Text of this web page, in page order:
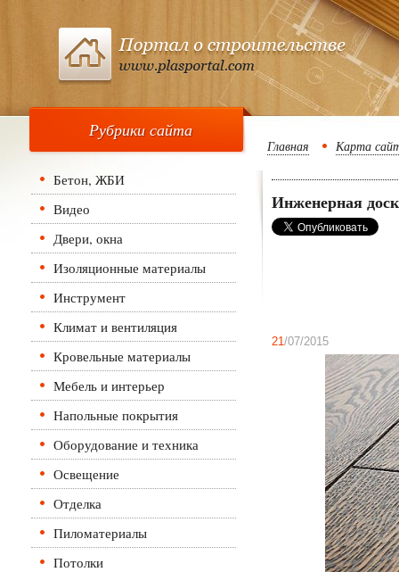
Рубрики сайта
Бетон, ЖБИ
Видео
Двери, окна
Изоляционные материалы
Инструмент
Климат и вентиляция
Кровельные материалы
Мебель и интерьер
Напольные покрытия
Оборудование и техника
Освещение
Отделка
Пиломатериалы
Потолки
Главная Карта
Инженерная
21/07/2015